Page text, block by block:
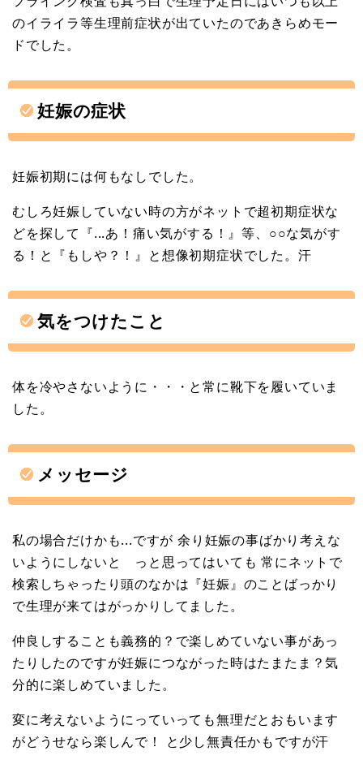
のイライラ等生理前症状が出ていたのであきらめモー
ドでした。
妊娠の症状
妊娠初期には何もなしでした。
むしろ妊娠していない時の方がネットで超初期症状な
どを探して『...あ！痛い気がする！』等、○○な気がす
る！と『もしや？！』と想像初期症状でした。汗
気をつけたこと
体を冷やさないように・・・と常に靴下を履いていま
した。
メッセージ
私の場合だけかも...ですが 余り妊娠の事ばかり考えな
いようにしないと っと思ってはいても 常にネットで
検索しちゃったり頭のなかは『妊娠』のことばっかり
で生理が来てはがっかりしてました。
仲良しすることも義務的？で楽しめていない事があっ
たりしたのですが妊娠につながった時はたまたま？気
分的に楽しめていました。
変に考えないようにっていっても無理だとおもいます
がどうせなら楽しんで！ と少し無責任かもですが汗